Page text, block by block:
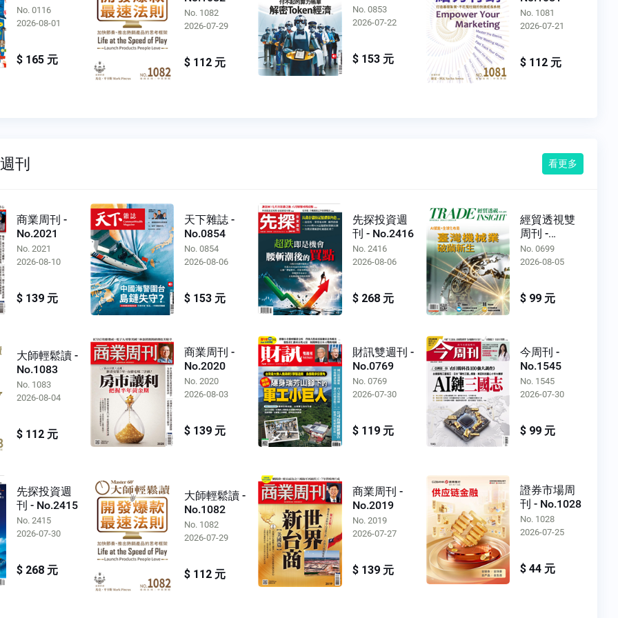
No. 0116
2026-08-01
$ 165 元
No. 1082
2026-07-29
$ 112 元
No. 0853
2026-07-22
$ 153 元
No. 1081
2026-07-21
$ 112 元
刊 看更多
商業周刊 -
No.2021
No. 2021
2026-08-10
$ 139 元
天下雜誌 -
No.0854
No. 0854
2026-08-06
$ 153 元
先探投資週
刊 - No.2416
No. 2416
2026-08-06
$ 268 元
經貿透視雙
周刊 -
No.0699
No. 0699
2026-08-05
$ 99 元
大師輕鬆讀 -
No.1083
No. 1083
2026-08-04
$ 112 元
商業周刊 -
No.2020
No. 2020
2026-08-03
$ 139 元
財訊雙週刊 -
No.0769
No. 0769
2026-07-30
$ 119 元
今周刊 -
No.1545
No. 1545
2026-07-30
$ 99 元
先探投資週
刊 - No.2415
No. 2415
2026-07-30
$ 268 元
大師輕鬆讀 -
No.1082
No. 1082
2026-07-29
$ 112 元
商業周刊 -
No.2019
No. 2019
2026-07-27
$ 139 元
證券市場周
刊 - No.1028
No. 1028
2026-07-25
$ 44 元